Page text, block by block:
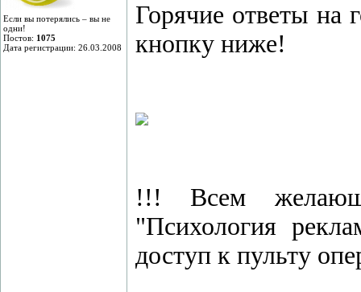
Если вы потерялись – вы не
одни!
Постов: 1075
Дата регистрации: 26.03.2008
Горячие ответы на
кнопку ниже!
!!! Всем
"Психология
доступ к пульту